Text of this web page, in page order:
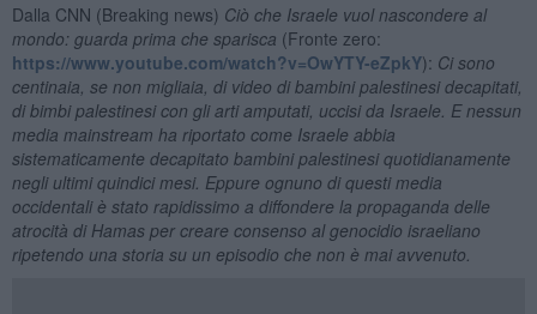
Dalla CNN (Breaking news) Ciò che Israele vuol nascondere al
mondo: guarda prima che sparisca (Fronte zero:
https://www.youtube.com/watch?v=OwYTY-eZpkY): Ci sono
centinaia, se non migliaia, di video di bambini palestinesi decapitati,
di bimbi palestinesi con gli arti amputati, uccisi da Israele. E nessun
media mainstream ha riportato come Israele abbia
sistematicamente decapitato bambini palestinesi quotidianamente
negli ultimi quindici mesi. Eppure ognuno di questi media
occidentali è stato rapidissimo a diffondere la propaganda delle
atrocità di Hamas per creare consenso al genocidio israeliano
ripetendo una storia su un episodio che non è mai avvenuto.